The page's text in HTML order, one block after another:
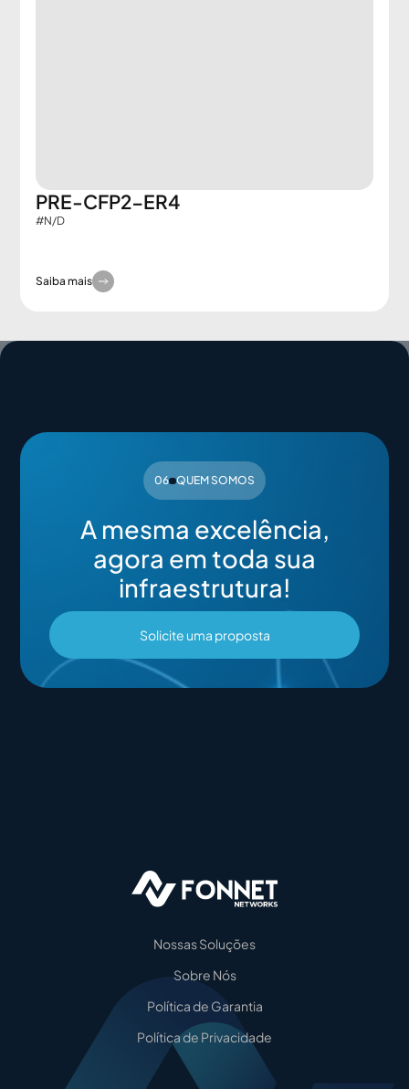
PRE-CFP2-ER4
#N/D
Saiba mais
06 QUEM SOMOS
A mesma excelência,
agora em toda sua
infraestrutura!
Solicite uma proposta
Nossas Soluções
Sobre Nós
Política de Garantia
Política de Privacidade